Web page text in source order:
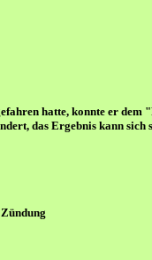
hatte, konnte er
das Ergebnis kann sich